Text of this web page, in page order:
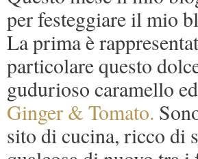
per festeggiare il mio
La prima è
particolare questo
gudurioso caramello
Ginger & Tomato.
sito di cucina, ricco di